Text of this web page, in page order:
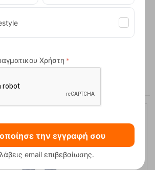
Blue Τηλεσκοπικά Μπατόν Πεζ...
62,50 €
Χρήστη
την εγγραφή σου
email επιβεβαίωσης.